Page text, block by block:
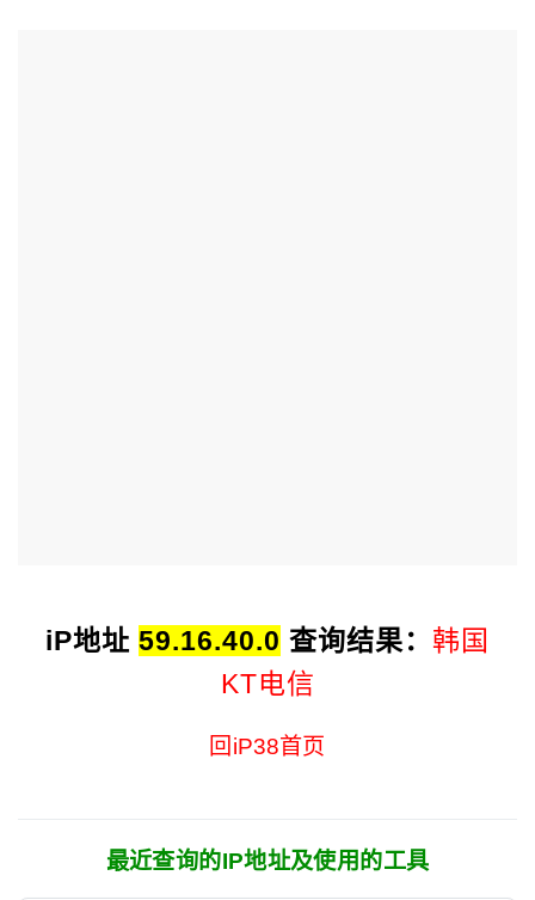
iP地址 59.16.40.0 查询结果： 韩国
KT电信
回iP38首页
最近查询的IP地址及使用的工具